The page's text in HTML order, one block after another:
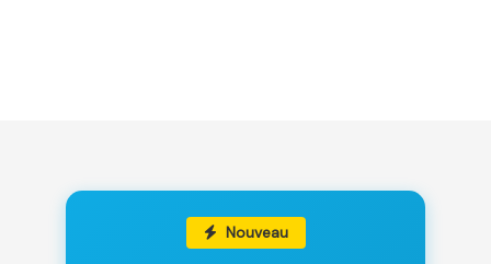
Nouveau